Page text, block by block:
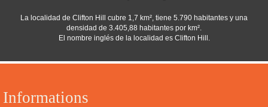
Informations
La localidad de Clifton Hill cubre 1,7 km², tiene 5.790 habitantes y una
densidad de 3.405,88 habitantes por km².
El nombre inglés de la localidad es Clifton Hill.